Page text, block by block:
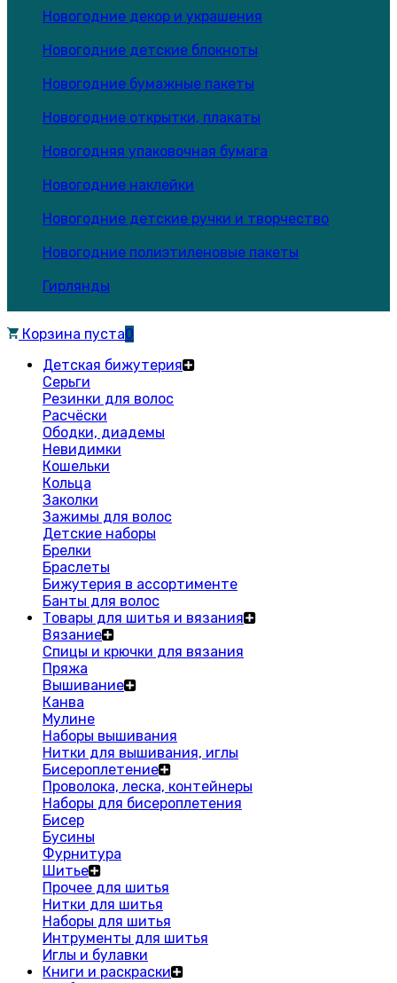
Новогодние декор и украшения
Новогодние детские блокноты
Новогодние бумажные пакеты
Новогодние открытки, плакаты
Новогодняя упаковочная бумага
Новогодние наклейки
Новогодние детские ручки и творчество
Новогодние полиэтиленовые пакеты
Гирлянды
Корзина пуста0
Детская бижутерия
Серьги
Резинки для волос
Расчёски
Ободки, диадемы
Невидимки
Кошельки
Кольца
Заколки
Зажимы для волос
Детские наборы
Брелки
Браслеты
Бижутерия в ассортименте
Банты для волос
Товары для шитья и вязания
Вязание
Спицы и крючки для вязания
Пряжа
Вышивание
Канва
Мулине
Наборы вышивания
Нитки для вышивания, иглы
Бисероплетение
Проволока, леска, контейнеры
Наборы для бисероплетения
Бисер
Бусины
Фурнитура
Шитье
Прочее для шитья
Нитки для шитья
Наборы для шитья
Интрументы для шитья
Иглы и булавки
Книги и раскраски